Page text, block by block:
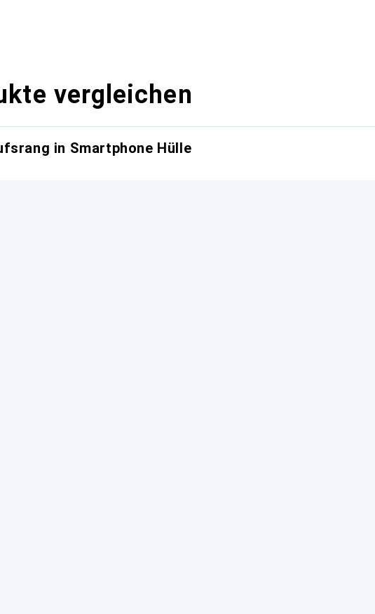
vergleichen
in Smartphone Hülle